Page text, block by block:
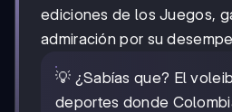
ediciones de los Juegos,
admiración por su
💡 ¿Sabías que? El
deportes donde